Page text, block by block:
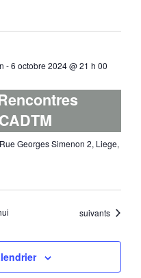
-6 octobre 2024 @ 21 h 00
Rue Georges Simenon 2, Liege,
Évènements
suivants